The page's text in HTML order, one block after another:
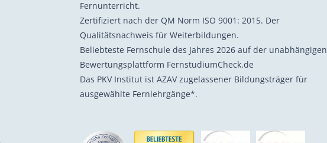
Fernunterricht.
Zertifiziert nach der QM Norm ISO 9001: 2015. Der
Qualitätsnachweis für Weiterbildungen.
Beliebteste Fernschule des Jahres 2026 auf der unabhängigen
Bewertungsplattform FernstudiumCheck.de
Das PKV Institut ist AZAV zugelassener Bildungsträger für
ausgewählte Fernlehrgänge*.